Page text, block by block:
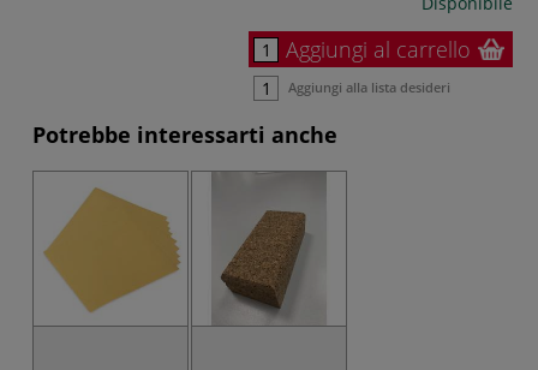
Aggiungi al carrello
Aggiungi alla lista desideri
Potrebbe interessarti anche